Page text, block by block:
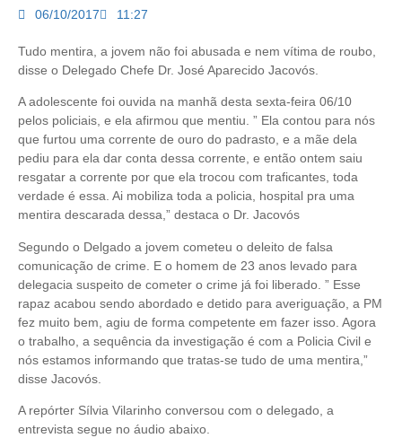
06/10/2017 11:27
Tudo mentira, a jovem não foi abusada e nem vítima de roubo,
disse o Delegado Chefe Dr. José Aparecido Jacovós.
A adolescente foi ouvida na manhã desta sexta-feira 06/10
pelos policiais, e ela afirmou que mentiu. ” Ela contou para nós
que furtou uma corrente de ouro do padrasto, e a mãe dela
pediu para ela dar conta dessa corrente, e então ontem saiu
resgatar a corrente por que ela trocou com traficantes, toda
verdade é essa. Ai mobiliza toda a policia, hospital pra uma
mentira descarada dessa,” destaca o Dr. Jacovós
Segundo o Delgado a jovem cometeu o deleito de falsa
comunicação de crime. E o homem de 23 anos levado para
delegacia suspeito de cometer o crime já foi liberado. ” Esse
rapaz acabou sendo abordado e detido para averiguação, a PM
fez muito bem, agiu de forma competente em fazer isso. Agora
o trabalho, a sequência da investigação é com a Policia Civil e
nós estamos informando que tratas-se tudo de uma mentira,”
disse Jacovós.
A repórter Sílvia Vilarinho conversou com o delegado, a
entrevista segue no áudio abaixo.